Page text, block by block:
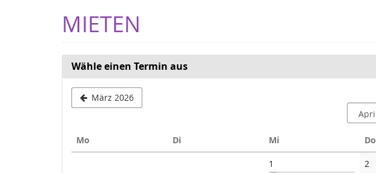
MIETEN
Wähle einen Termin aus
März 2026
Mo DiDienstag MiMittwoch Do
1 2